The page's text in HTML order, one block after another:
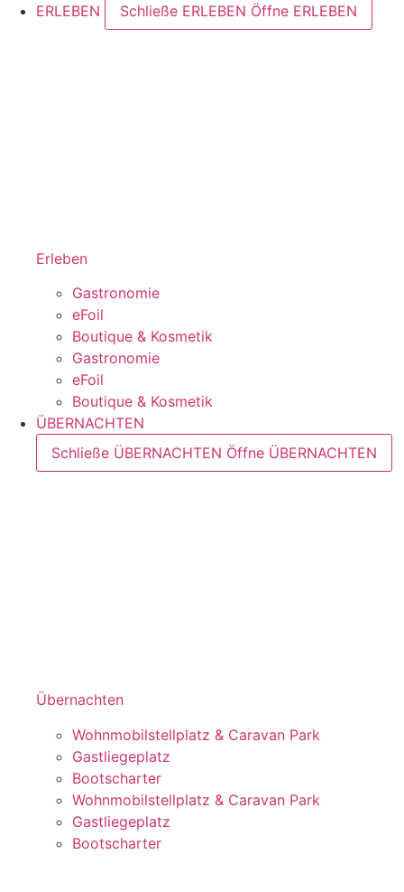
ERLEBEN
Schließe ERLEBEN Öffne ERLEBEN
Erleben
Gastronomie
eFoil
Boutique & Kosmetik
Gastronomie
eFoil
Boutique & Kosmetik
ÜBERNACHTEN
Schließe ÜBERNACHTEN Öffne ÜBERNACHTEN
Übernachten
Wohnmobilstellplatz & Caravan Park
Gastliegeplatz
Bootscharter
Wohnmobilstellplatz & Caravan Park
Gastliegeplatz
Bootscharter